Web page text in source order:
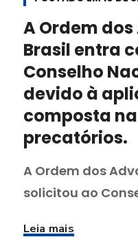
A Ordem
Brasil entra
Conselho
devido à
composta
precatórios.
A Ordem dos
solicitou ao
Leia mais